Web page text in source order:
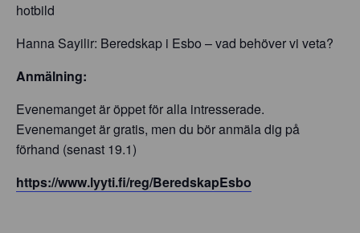
hotbild
Hanna Sayilir: Beredskap i Esbo – vad behöver vi veta?
Anmälning:
Evenemanget är öppet för alla intresserade.
Evenemanget är gratis, men du bör anmäla dig på
förhand (senast 19.1)
https://www.lyyti.fi/reg/BeredskapEsbo